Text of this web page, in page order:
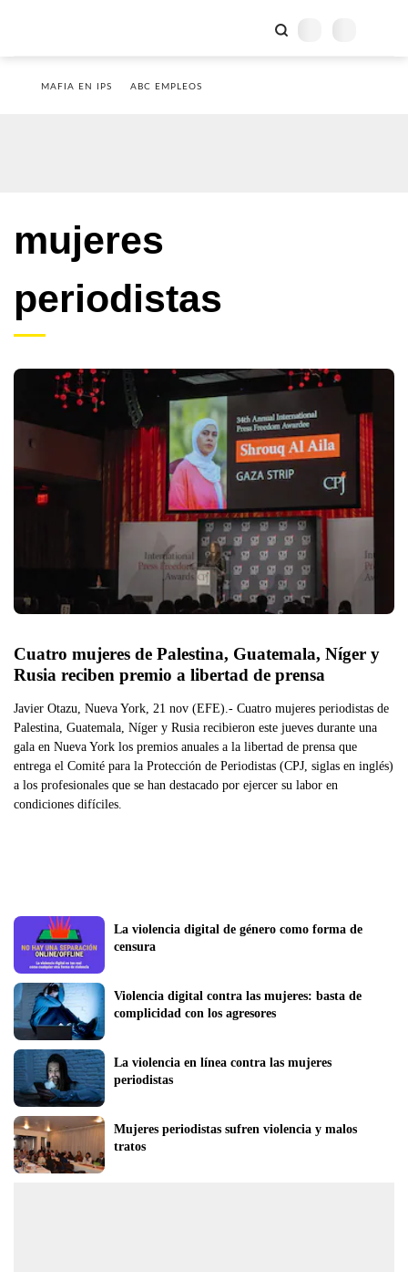
MAFIA EN IPS ABC EMPLEOS
mujeres
periodistas
Cuatro mujeres de Palestina, Guatemala, Níger y
Rusia reciben premio a libertad de prensa
Javier Otazu, Nueva York, 21 nov (EFE).- Cuatro mujeres periodistas de
Palestina, Guatemala, Níger y Rusia recibieron este jueves durante una
gala en Nueva York los premios anuales a la libertad de prensa que
entrega el Comité para la Protección de Periodistas (CPJ, siglas en inglés)
a los profesionales que se han destacado por ejercer su labor en
condiciones difíciles.
La violencia digital de género como forma de
Violencia digital contra las mujeres: basta de
complicidad con los agresores
La violencia en línea contra las mujeres
Mujeres periodistas sufren violencia y malos
tratos